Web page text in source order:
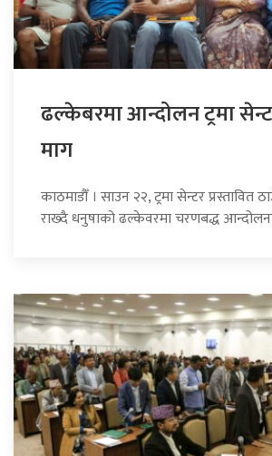
ढल्केबरमा आन्दोलन ट्रमा
माग
काठमाडौँ । साउन २२, ट्रमा सेन्टर प्रस्तावित
राख्दै धनुषाको ढल्केवरमा चरणबद्ध